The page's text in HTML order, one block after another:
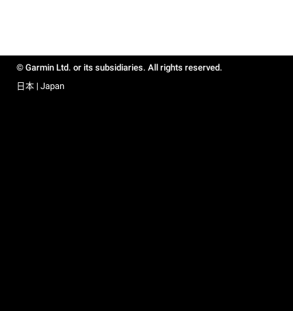
© Garmin Ltd. or its subsidiaries. All rights reserved.
日本 | Japan